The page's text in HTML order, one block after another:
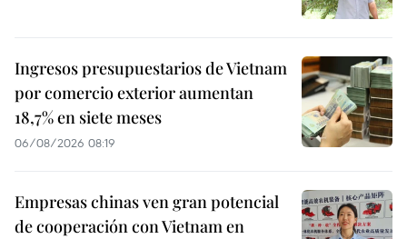
Ingresos presupuestarios de Vietnam
por comercio exterior aumentan
18,7% en siete meses
06/08/2026 08:19
Empresas chinas ven gran potencial
de cooperación con Vietnam en